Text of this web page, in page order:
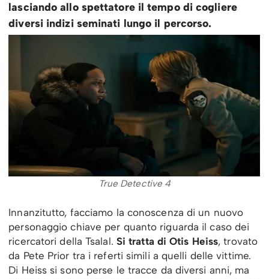
lasciando allo spettatore il tempo di cogliere
diversi indizi seminati lungo il percorso.
True Detective 4
Innanzitutto, facciamo la conoscenza di un nuovo
personaggio chiave per quanto riguarda il caso dei
ricercatori della Tsalal. Si tratta di Otis Heiss, trovato
da Pete Prior tra i referti simili a quelli delle vittime.
Di Heiss si sono perse le tracce da diversi anni, ma